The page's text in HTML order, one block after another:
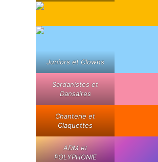
Juniors et Clowns
Sardanistes et
Dansaires
Chanterie et
Claquettes
ADM et
POLYPHONIE